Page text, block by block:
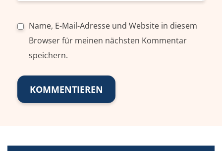
Name, E-Mail-Adresse und Website in diesem
Browser für meinen nächsten Kommentar
speichern.